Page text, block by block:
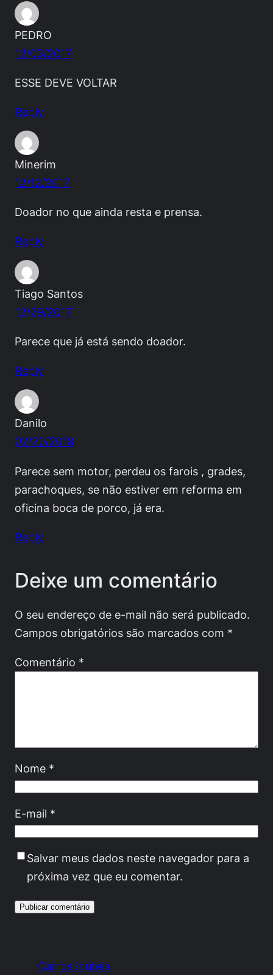
PEDRO
12/03/2017
ESSE DEVE VOLTAR
Reply
Minerim
12/12/2017
Doador no que ainda resta e prensa.
Reply
Tiago Santos
12/29/2017
Parece que já está sendo doador.
Reply
Danilo
02/20/2018
Parece sem motor, perdeu os farois , grades,
parachoques, se não estiver em reforma em
oficina boca de porco, já era.
Reply
Deixe um comentário
O seu endereço de e-mail não será publicado.
Campos obrigatórios são marcados com *
Comentário *
Nome *
E-mail *
Salvar meus dados neste navegador para a
próxima vez que eu comentar.
Carros Inúteis